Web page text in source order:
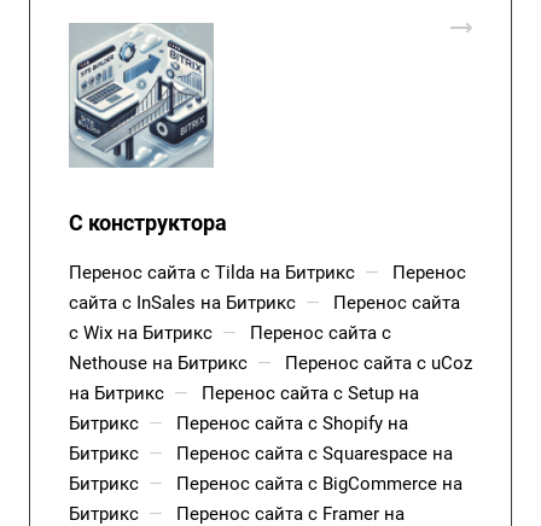
С конструктора
Перенос сайта с Tilda на Битрикс —
Перенос
сайта с InSales на Битрикс —
Перенос сайта
с Wix на Битрикс —
Перенос сайта с
Nethouse на Битрикс —
Перенос сайта с uCoz
на Битрикс —
Перенос сайта с Setup на
Битрикс —
Перенос сайта с Shopify на
Битрикс —
Перенос сайта с Squarespace на
Битрикс —
Перенос сайта с BigCommerce на
Битрикс —
Перенос сайта с Framer на